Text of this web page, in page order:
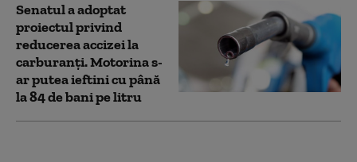
Senatul a adoptat
proiectul privind
reducerea accizei la
carburanți. Motorina s-
ar putea ieftini cu până
la 84 de bani pe litru